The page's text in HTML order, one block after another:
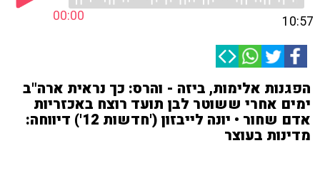
00:00 10:57
הפגנות אלימות, ביזה - והרס: כך נראית ארה"ב
ימים אחרי ששוטר לבן תועד רוצח באכזריות
אדם שחור • יונה לייבזון ('חדשות 12') דיווחה:
מדינות בעוצר